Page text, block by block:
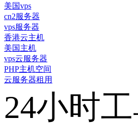
美国vps
cn2服务器
vps服务器
香港云主机
美国主机
vps云服务器
PHP主机空间
云服务器租用
24小时